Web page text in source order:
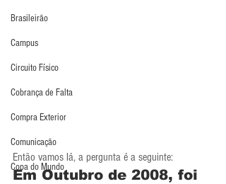
Brasileirão
Campus
Circuito Físico
Cobrança de Falta
Compra Exterior
Comunicação
Copa do Mundo
Então vamos lá, a pergunta é a seguinte:
Em Outubro de 2008, foi